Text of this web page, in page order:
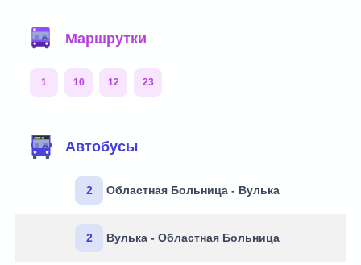
Маршрутки
1 10 12 23
Автобусы
2 Областная Больница - Вулька
2 Вулька - Областная Больница